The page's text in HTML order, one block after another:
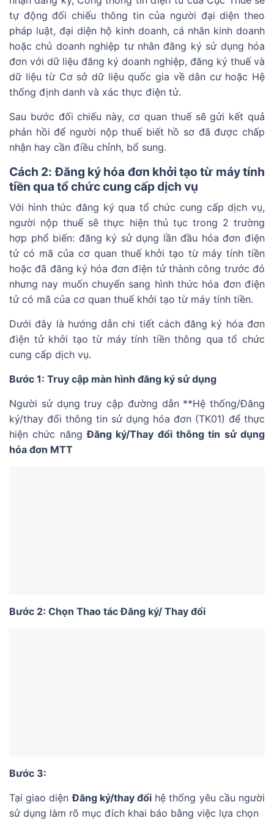
tự động đối chiếu thông tin của người đại diện theo
pháp luật, đại diện hộ kinh doanh, cá nhân kinh doanh
hoặc chủ doanh nghiệp tư nhân đăng ký sử dụng hóa
đơn với dữ liệu đăng ký doanh nghiệp, đăng ký thuế và
dữ liệu từ Cơ sở dữ liệu quốc gia về dân cư hoặc Hệ
thống định danh và xác thực điện tử.
Sau bước đối chiếu này, cơ quan thuế sẽ gửi kết quả
phản hồi để người nộp thuế biết hồ sơ đã được chấp
nhận hay cần điều chỉnh, bổ sung.
Cách 2: Đăng ký hóa đơn khởi tạo từ máy tính
tiền qua tổ chức cung cấp dịch vụ
Với hình thức đăng ký qua tổ chức cung cấp dịch vụ,
người nộp thuế sẽ thực hiện thủ tục trong 2 trường
hợp phổ biến: đăng ký sử dụng lần đầu hóa đơn điện
tử có mã của cơ quan thuế khởi tạo từ máy tính tiền
hoặc đã đăng ký hóa đơn điện tử thành công trước đó
nhưng nay muốn chuyển sang hình thức hóa đơn điện
tử có mã của cơ quan thuế khởi tạo từ máy tính tiền.
Dưới đây là hướng dẫn chi tiết cách đăng ký hóa đơn
điện tử khởi tạo từ máy tính tiền thông qua tổ chức
cung cấp dịch vụ.
Bước 1: Truy cập màn hình đăng ký sử dụng
Người sử dụng truy cập đường dẫn **Hệ thống/Đăng
ký/thay đổi thông tin sử dụng hóa đơn (TK01) để thực
hiện chức năngĐăng ký/Thay đổi thông tin sử dụng
hóa đơn MTT
Bước 2: Chọn Thao tác Đăng ký/ Thay đổi
Bước 3:
Tại giao diệnĐăng ký/thay đổi hệ thống yêu cầu người
sử dụng làm rõ mục đích khai báo bằng việc lựa chọn